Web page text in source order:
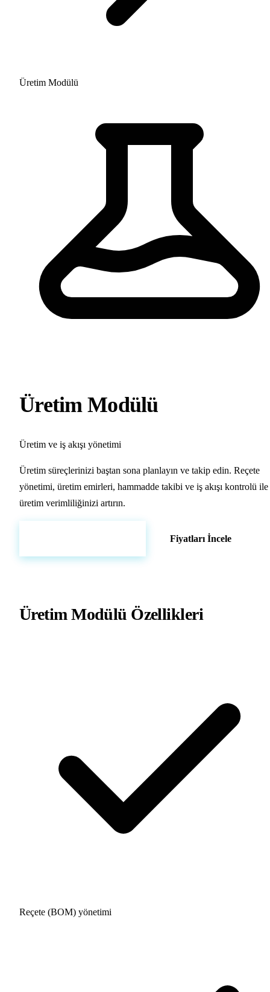
Üretim Modülü
Üretim Modülü
Üretim ve iş akışı yönetimi
Üretim süreçlerinizi baştan sona planlayın ve takip edin. Reçete
yönetimi, üretim emirleri, hammadde takibi ve iş akışı kontrolü ile
üretim verimliliğinizi artırın.
Fiyatları İncele
Üretim Modülü Özellikleri
Reçete (BOM) yönetimi